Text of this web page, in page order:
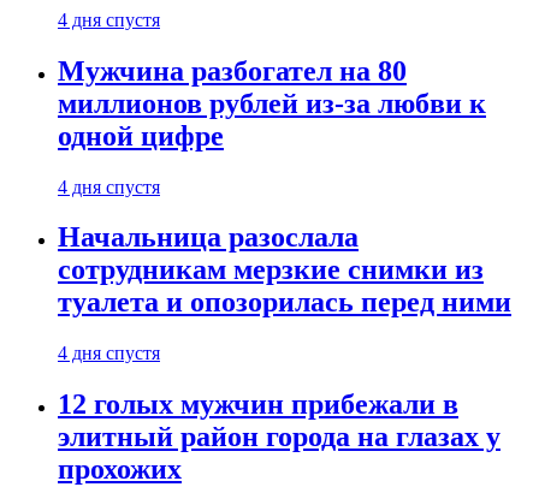
4 дня спустя
Мужчина разбогател на 80
миллионов рублей из-за любви к
одной цифре
4 дня спустя
Начальница разослала
сотрудникам мерзкие снимки из
туалета и опозорилась перед ними
4 дня спустя
12 голых мужчин прибежали в
элитный район города на глазах у
прохожих